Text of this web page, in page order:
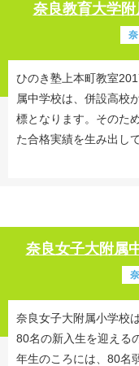
奈良教育大学
ひのき塾上本町教室
属中学校は、併設高校
標となります。そのた
た合格実績を生み出し
奈良女子大附
奈良女子大附属小学校
80名の新入生を迎える
年生のころには、80名
メー